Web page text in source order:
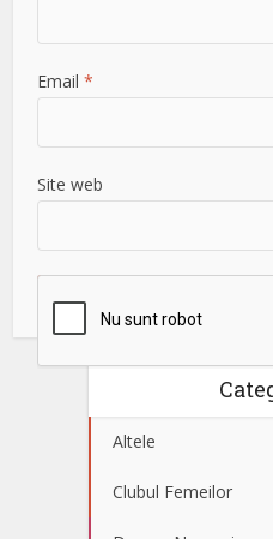
Email*
Site web
Altele
Clubul Femeilor